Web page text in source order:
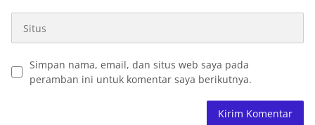
Simpan nama, email, dan situs web saya pada
peramban ini untuk komentar saya berikutnya.